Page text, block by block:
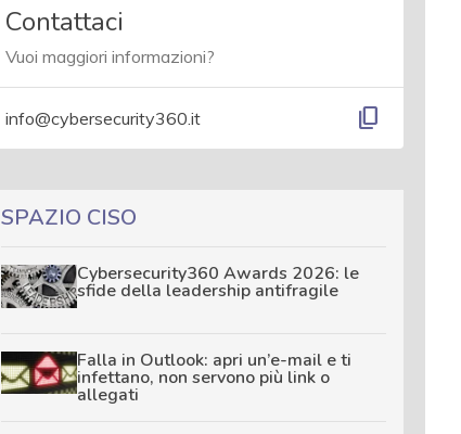
Contattaci
Vuoi maggiori informazioni?
info@cybersecurity360.it content_copy
SPAZIO CISO
Cybersecurity360 Awards 2026: le
sfide della leadership antifragile
Falla in Outlook: apri un’e-mail e ti
infettano, non servono più link o
allegati